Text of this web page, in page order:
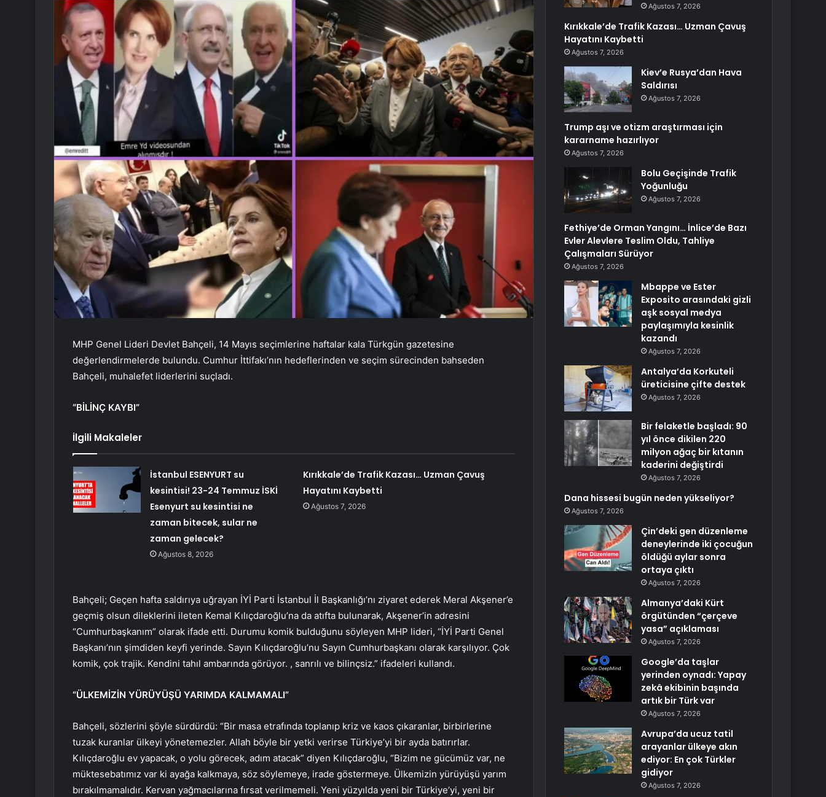
MHP Genel Lideri Devlet Bahçeli, 14 Mayıs seçimlerine haftalar kala Türkgün gazetesine
değerlendirmelerde bulundu. Cumhur İttifakı’nın hedeflerinden ve seçim sürecinden bahseden
Bahçeli, muhalefet liderlerini suçladı.
“BİLİNÇ KAYBI”
İlgili Makaleler
İstanbul ESENYURT su
kesintisi! 23-24 Temmuz İSKİ
Esenyurt su kesintisi ne
zaman bitecek, sular ne
zaman gelecek?
Ağustos 8, 2026
Kırıkkale’de Trafik Kazası… Uzman Çavuş
Hayatını Kaybetti
Ağustos 7, 2026
Bahçeli; Geçen hafta saldırıya uğrayan İYİ Parti İstanbul İl Başkanlığı’nı ziyaret ederek Meral Akşener’e
geçmiş olsun dileklerini ileten Kemal Kılıçdaroğlu’na da atıfta bulunarak, Akşener’in adresini
“Cumhurbaşkanım” olarak ifade etti. Durumu komik bulduğunu söyleyen MHP lideri, “İYİ Parti Genel
Başkanı’nın şimdiden keyfi yerinde. Sayın Kılıçdaroğlu’nu Sayın Cumhurbaşkanı olarak karşılıyor. Çok
komik, çok trajik. Kendini tahıl ambarında görüyor. , sanrılı ve bilinçsiz.” ifadeleri kullandı.
“ÜLKEMİZİN YÜRÜYÜŞÜ YARIMDA KALMAMALI”
Bahçeli, sözlerini şöyle sürdürdü: “Bir masa etrafında toplanıp kriz ve kaos çıkaranlar, birbirlerine
tuzak kuranlar ülkeyi yönetemezler. Allah böyle bir yetki verirse Türkiye’yi bir ayda batırırlar.
Kılıçdaroğlu ev yapacak, o yolu görecek, adım atacak” diyen Kılıçdaroğlu, “Bizim ne gücümüz var, ne
müktesebatımız var ki ayağa kalkmaya, söz söylemeye, irade göstermeye. Ülkemizin yürüyüşü yarım
bırakılmamalıdır. Kervan yağmacılarına fırsat verilmemeli. Yeni yüzyılda yeni bir Türkiye’yi, yeni bir
Ağustos 7, 2026
Kırıkkale’de Trafik Kazası… Uzman Çavuş
Hayatını Kaybetti
Ağustos 7, 2026
Kiev’e Rusya’dan Hava
Saldırısı
Ağustos 7, 2026
Trump aşı ve otizm araştırması için
kararname hazırlıyor
Ağustos 7, 2026
Bolu Geçişinde Trafik
Yoğunluğu
Ağustos 7, 2026
Fethiye’de Orman Yangını… İnlice’de Bazı
Evler Alevlere Teslim Oldu, Tahliye
Çalışmaları Sürüyor
Ağustos 7, 2026
Mbappe ve Ester
Exposito arasındaki gizli
aşk sosyal medya
paylaşımıyla kesinlik
kazandı
Ağustos 7, 2026
Antalya’da Korkuteli
üreticisine çifte destek
Ağustos 7, 2026
Bir felaketle başladı: 90
yıl önce dikilen 220
milyon ağaç bir kıtanın
kaderini değiştirdi
Ağustos 7, 2026
Dana hissesi bugün neden yükseliyor?
Ağustos 7, 2026
Çin’deki gen düzenleme
deneylerinde iki çocuğun
öldüğü aylar sonra
ortaya çıktı
Ağustos 7, 2026
Almanya’daki Kürt
örgütünden “çerçeve
yasa” açıklaması
Ağustos 7, 2026
Google’da taşlar
yerinden oynadı: Yapay
zekâ ekibinin başında
artık bir Türk var
Ağustos 7, 2026
Avrupa’da ucuz tatil
arayanlar ülkeye akın
ediyor: En çok Türkler
gidiyor
Ağustos 7, 2026